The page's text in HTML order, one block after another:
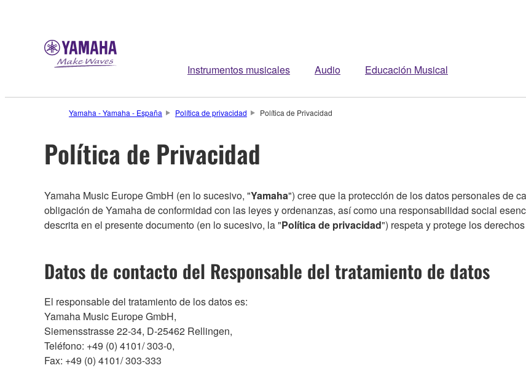
Instrumentos musicales Audio Educación Musical
Yamaha - Yamaha - España Política de privacidad Política de Privacidad
Política de Privacidad
Yamaha Music Europe GmbH (en lo sucesivo, "Yamaha") cree que la protección de los datos personales de
obligación de Yamaha de conformidad con las leyes y ordenanzas, así como una responsabilidad social
descrita en el presente documento (en lo sucesivo, la "Política de privacidad") respeta y protege los
Datos de contacto del Responsable del tratamiento de datos
El responsable del tratamiento de los datos es:
Yamaha Music Europe GmbH,
Siemensstrasse 22-34, D-25462 Rellingen,
Teléfono: +49 (0) 4101/ 303-0,
Fax: +49 (0) 4101/ 303-333